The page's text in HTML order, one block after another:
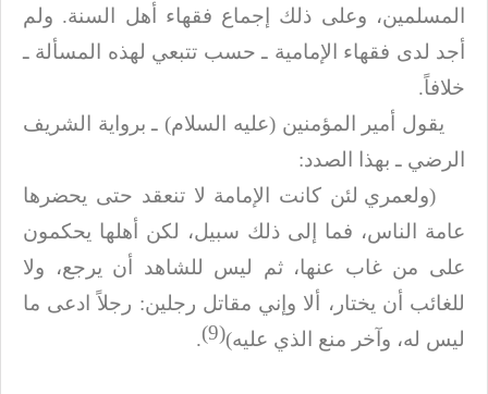
المسلمين، وعلى ذلك إجماع فقهاء أهل السنة. ولم
أجد لدى فقهاء الإمامية ـ حسب تتبعي لهذه المسألة ـ
خلافاً.
يقول أمير المؤمنين (عليه السلام) ـ برواية الشريف
الرضي ـ بهذا الصدد:
(ولعمري لئن كانت الإمامة لا تنعقد حتى يحضرها
عامة الناس، فما إلى ذلك سبيل، لكن أهلها يحكمون
على من غاب عنها، ثم ليس للشاهد أن يرجع، ولا
للغائب أن يختار، ألا وإني مقاتل رجلين: رجلاً ادعى ما
ليس له، وآخر منع الذي عليه)(9)
.